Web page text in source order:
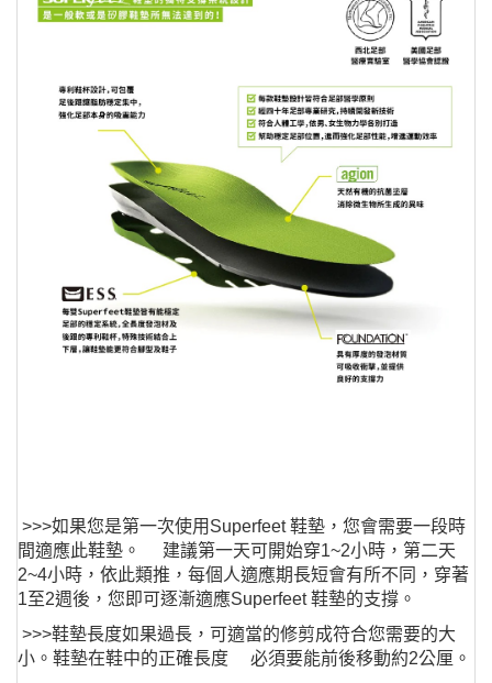
>>>如果您是第一次使用Superfeet 鞋墊，您會需要一段時
間適應此鞋墊。 建議第一天可開始穿1~2小時，第二天
2~4小時，依此類推，每個人適應期長短會有所不同，穿著
1至2週後，您即可逐漸適應Superfeet 鞋墊的支撐。
>>>鞋墊長度如果過長，可適當的修剪成符合您需要的大
小。鞋墊在鞋中的正確長度 必須要能前後移動約2公厘。